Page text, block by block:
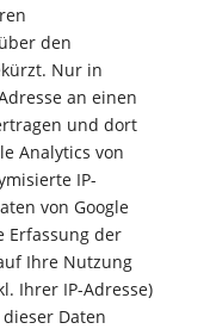
den
Nur in
an einen
und dort
Analytics von
IP-
von Google
Erfassung der
Ihre Nutzung
Ihrer IP-Adresse)
Daten